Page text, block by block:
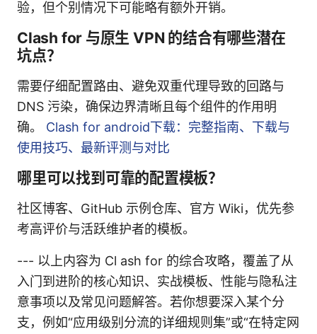
验，但个别情况下可能略有额外开销。
Clash for 与原生 VPN 的结合有哪些潜在
坑点？
需要仔细配置路由、避免双重代理导致的回路与
DNS 污染，确保边界清晰且每个组件的作用明
确。 Clash for android下载：完整指南、下载与
使用技巧、最新评测与对比
哪里可以找到可靠的配置模板？
社区博客、GitHub 示例仓库、官方 Wiki，优先参
考高评价与活跃维护者的模板。
--- 以上内容为 Cl ash for 的综合攻略，覆盖了从
入门到进阶的核心知识、实战模板、性能与隐私注
意事项以及常见问题解答。若你想要深入某个分
支，例如“应用级别分流的详细规则集”或“在特定网